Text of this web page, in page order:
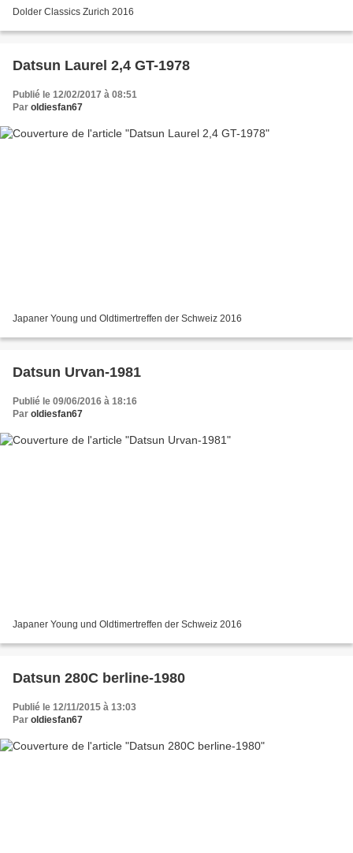
Dolder Classics Zurich 2016
Datsun Laurel 2,4 GT-1978
Publié le 12/02/2017 à 08:51
Par oldiesfan67
Japaner Young und Oldtimertreffen der Schweiz 2016
Datsun Urvan-1981
Publié le 09/06/2016 à 18:16
Par oldiesfan67
Japaner Young und Oldtimertreffen der Schweiz 2016
Datsun 280C berline-1980
Publié le 12/11/2015 à 13:03
Par oldiesfan67